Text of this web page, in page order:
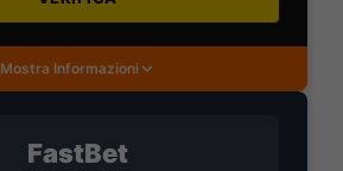
Mostra Informazioni
FastBet